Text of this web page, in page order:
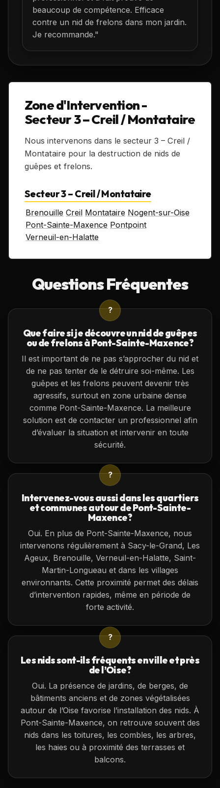
beaucoup de compétence. Efficace
contre un nid de frelons dans mon jardin.
Je recommande."
Zone d'Intervention -
Secteur 3 – Creil / Montataire
Nous intervenons dans le secteur 3 – Creil /
Montataire pour la destruction de nids de
guêpes et frelons.
Secteur 3 – Creil / Montataire
Brenouille Creil Montataire Nogent-sur-Oise
Pont-Sainte-Maxence Pontpoint
Verneuil-en-Halatte
Questions Fréquentes
?
Que faire si je découvre un nid de guêpes
ou de frelons à Pont-Sainte-Maxence?
Il est important de ne pas s’approcher du nid et
de ne pas tenter de le détruire soi-même. Les
guêpes et les frelons peuvent devenir très
agressifs, surtout en zone urbaine dense
comme Pont-Sainte-Maxence. La meilleure
solution est de contacter un professionnel afin
d’évaluer la situation et intervenir en toute
sécurité.
?
Intervenez-vous aussi dans les quartiers
et communes autour de Pont-Sainte-
Maxence?
Oui. En plus de Pont-Sainte-Maxence, nous
intervenons régulièrement à Sacy-le-Grand, Les
Ageux, Brenouille, Verneuil-en-Halatte, Saint-
Martin-Longueau et dans les villages
environnants. Cette proximité permet des délais
d’intervention rapides, même en période de
forte activité.
?
Les nids sont-ils fréquents en ville et près
de l’Oise?
Oui. La présence de jardins, de berges, de
bâtiments anciens et de zones végétalisées
autour de l’Oise favorise l’installation des nids. À
Pont-Sainte-Maxence, on retrouve souvent des
nids dans les toitures, les combles, les arbres,
les haies ou à proximité des terrasses et
balcons.